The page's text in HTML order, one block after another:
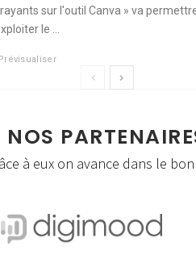
sur l'outil Canva » va
le ...
Prévisualiser
NOS
à eux on avance dans le